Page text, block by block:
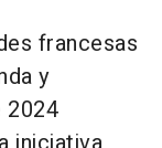
francesas
y
2024